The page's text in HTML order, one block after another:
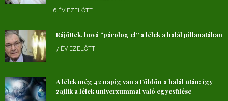
6 ÉV EZELŐTT
Rájöttek, hová “párolog el” a lélek a halál pillanatában
7 ÉV EZELŐTT
A lélek még 42 napig van a Földön a halál után: így
zajlik a lélek univerzummal való egyesülése